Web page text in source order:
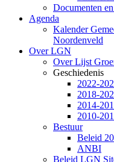
Documenten
Agenda
Kalender
Noordenveld
Over LGN
Over Lijst
Geschiedenis
2022-
2018-
2014-
2010-
Bestuur
Beleid
ANBI
Beleid LGN